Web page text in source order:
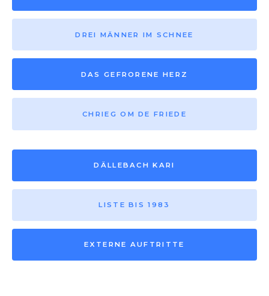
DREI MÄNNER IM SCHNEE
DAS GEFRORENE HERZ
CHRIEG OM DE FRIEDE
DÄLLEBACH KARI
LISTE BIS 1983
EXTERNE AUFTRITTE